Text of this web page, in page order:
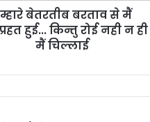
बेतरतीब बरताव से मैं
हुई... किन्तु रोई नही न ही
मैं चिल्लाई